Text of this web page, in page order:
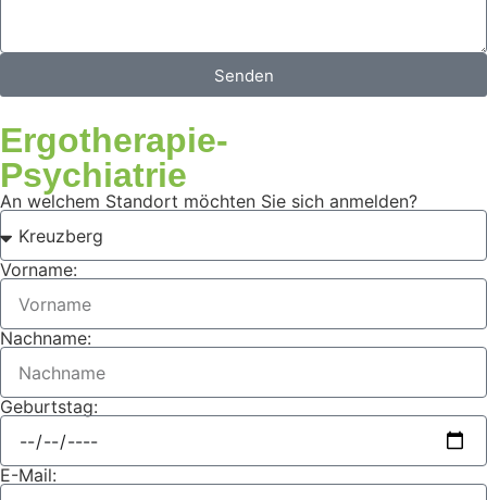
Senden
Ergotherapie-
Psychiatrie
An welchem Standort möchten Sie sich anmelden?
Vorname:
Nachname:
Geburtstag:
E-Mail: